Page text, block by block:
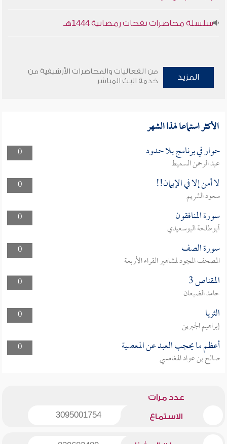
سلسلة محاضرات نفحات رمضانية 1444هـ
المزيد
من الفعاليات والمحاضرات الأرشيفية من
خدمة البث المباشر
الأكثر استماعا لهذا الشهر
0 حوار في برنامج بلا حدود
عبد الرحمن السميط
0
لا أمن إلا في الإيمان!!
سعود الشريم
0
سورة المنافقون
أبوطلحة البوسعيدي
0
سورة الصف
المصحف المجود لمشاهير القراء الأربعة
0
المقناص 3
حامد الضبعان
0
الثريا
إبراهيم الجبرين
0
أعظم ما يحجب العبد عن المعصية
صالح بن عواد المغامسي
عدد مرات
الاستماع 3095001754